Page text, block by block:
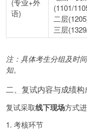
(专业+外
语)
(1101/
二层
三层
注：具体考生分组及时
知。
二、复试内容与成绩构
复试采取线下现场方式
1. 考核环节